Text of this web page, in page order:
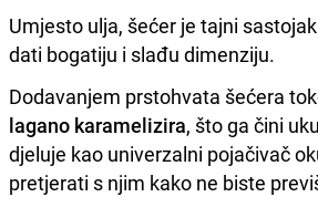
Umjesto ulja, šećer je tajni
dati bogatiju i slađu dimenziju.
Dodavanjem prstohvata šećera
lagano karamelizira, što ga čini
djeluje kao univerzalni pojačivač
pretjerati s njim kako ne biste